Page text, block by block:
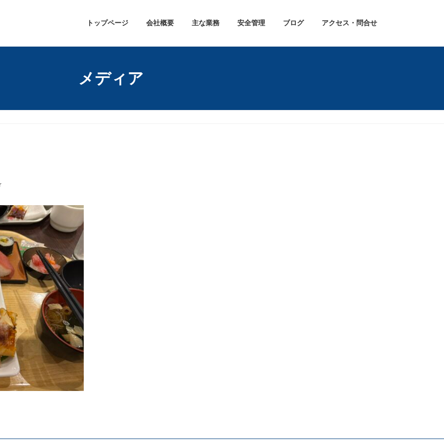
トップページ 会社概要 主な業務 安全管理 ブログ アクセス・問合せ
メディア